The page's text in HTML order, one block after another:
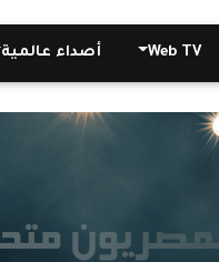
Web TV أصداء عالمية